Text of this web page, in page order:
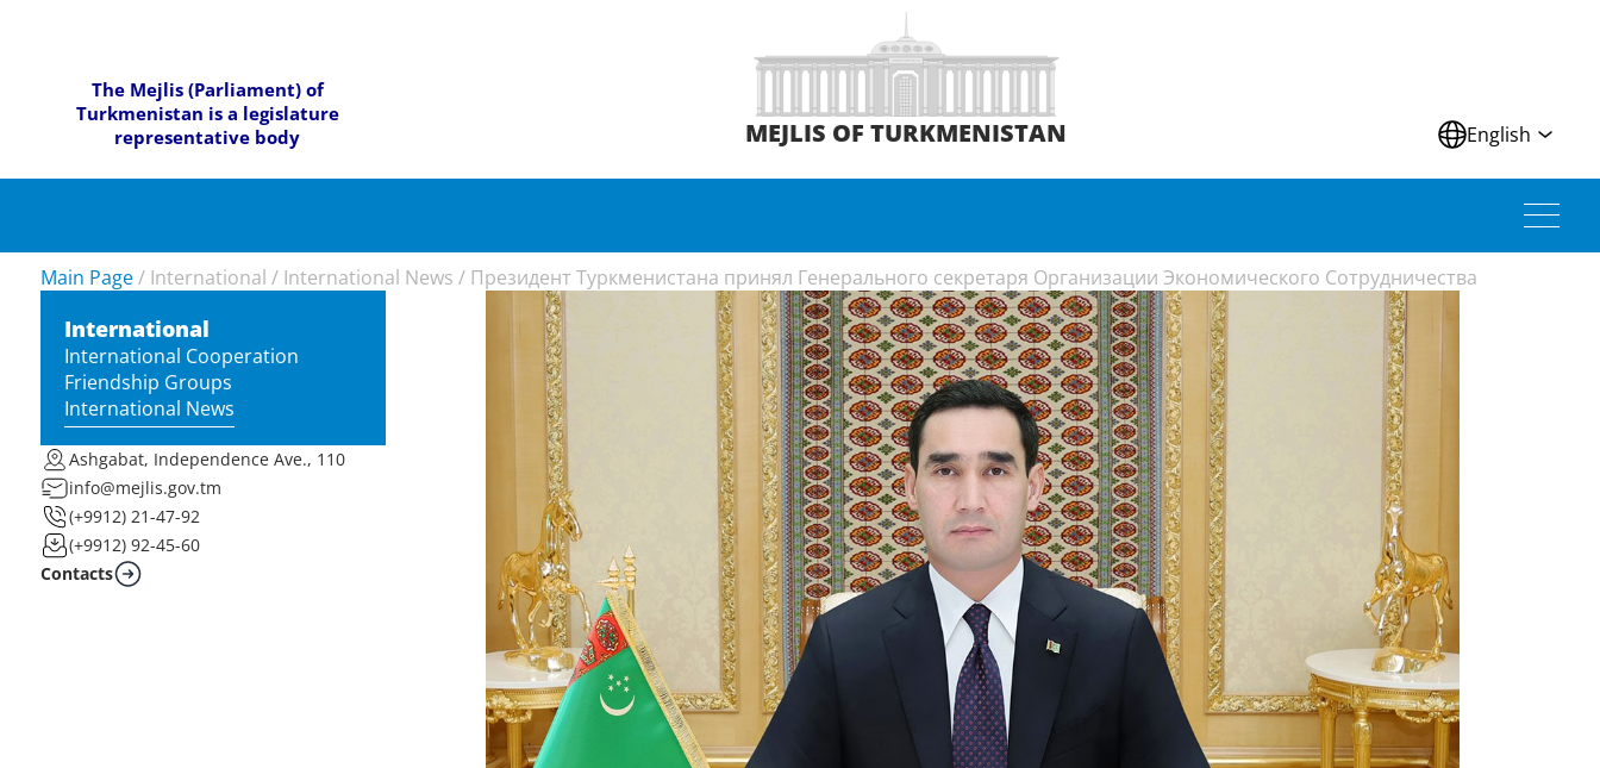
The Mejlis (Parliament) of
Turkmenistan is a legislature
representative body
MEJLIS OF TURKMENISTAN English
Main Page / International / International News / Президент Туркменистана принял Генерального секретаря Организации Экономического Сотрудничества
International
International Cooperation
Friendship Groups
International News
Ashgabat, Independence Ave., 110
info@mejlis.gov.tm
(+9912) 21-47-92
(+9912) 92-45-60
Contacts